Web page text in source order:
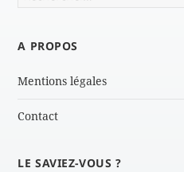
A PROPOS
Mentions légales
Contact
LE SAVIEZ-VOUS ?